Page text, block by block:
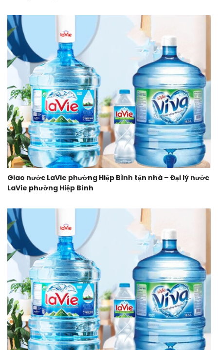
Giao nước LaVie phường Hiệp Bình tận nhà – Đại lý nước
LaVie phường Hiệp Bình